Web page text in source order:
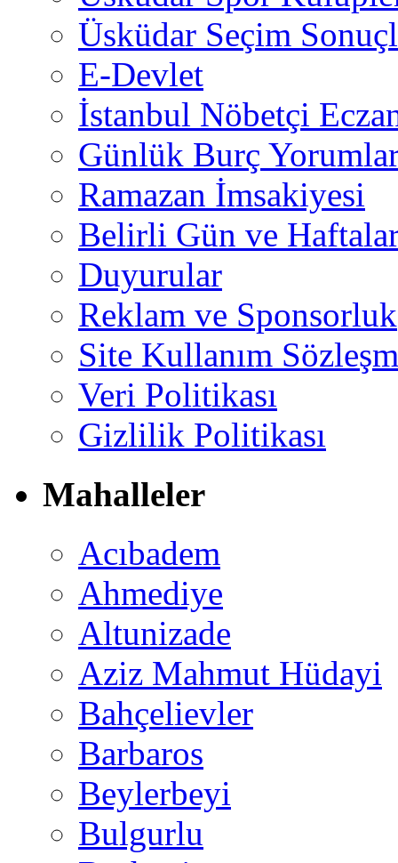
Üsküdar Seçim
E-Devlet
İstanbul Nöbetçi
Günlük Burç
Ramazan İmsakiyesi
Belirli Gün ve
Duyurular
Reklam ve Sponsorluk
Site Kullanım
Veri Politikası
Gizlilik Politikası
Mahalleler
Acıbadem
Ahmediye
Altunizade
Aziz Mahmut Hüdayi
Bahçelievler
Barbaros
Beylerbeyi
Bulgurlu